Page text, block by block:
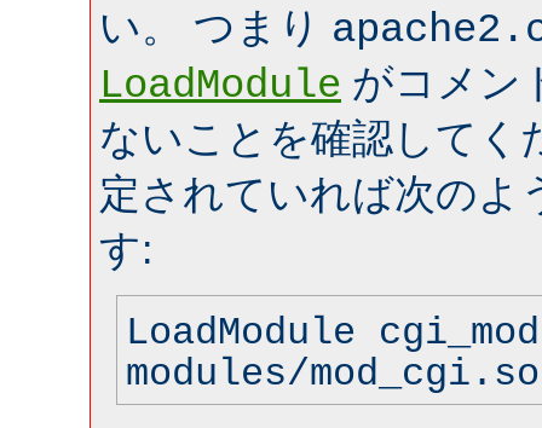
い。 つまり
LoadModule がコメン
ないことを確認してく
定されていれば次のよ
す:
LoadModule
modules/mod_cgi.so